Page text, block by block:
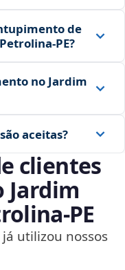
de
no Jardim
aceitas?
clientes
Jardim
utilizou nossos